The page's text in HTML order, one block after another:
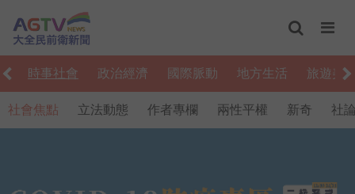
時事社會 政治經濟 國際脈動 地方生活 旅遊美
社會焦點 立法動態 作者專欄 兩性平權 新奇 社